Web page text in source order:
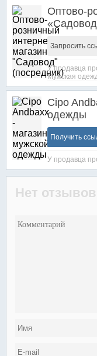
Оптово-
Запросить
У продавца
Мужская
Cipo
одежды
Получить
У продавца
Нет отзывов